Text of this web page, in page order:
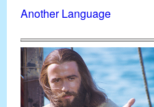
Another Language